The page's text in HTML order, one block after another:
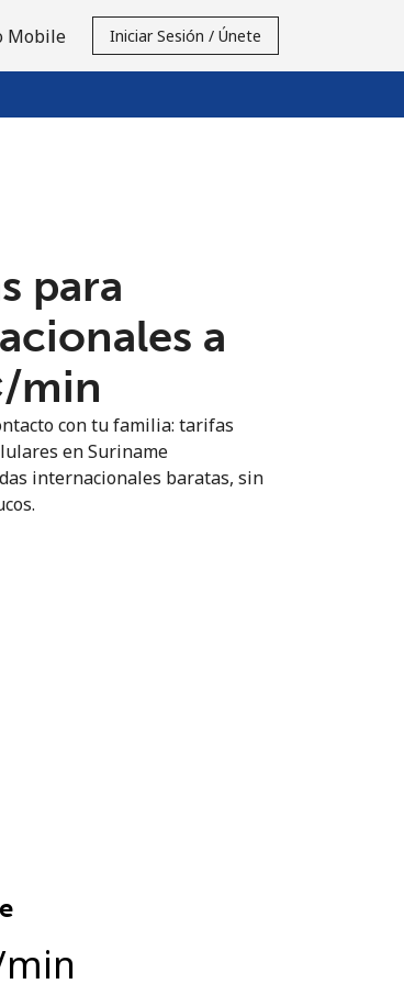
Mobile Iniciar Sesión / Únete
para
a
min
con tu familia: tarifas
en Suriname
internacionales baratas, sin